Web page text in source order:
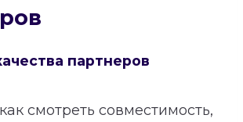
партнеров
смотреть совместимость,